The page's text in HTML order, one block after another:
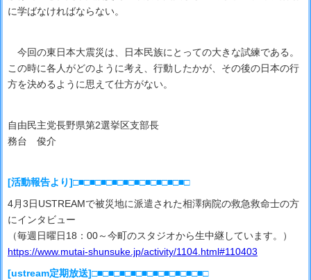
に学ばなければならない。
今回の東日本大震災は、日本民族にとっての大きな試練である。
この時に各人がどのように考え、行動したかが、その後の日本の行
方を決めるように思えて仕方がない。
自由民主党長野県第2選挙区支部長
務台 俊介
[活動報告より]□■□■□■□■□■□■□■□■□■□■□
4月3日USTREAMで被災地に派遣された相澤病院の救急救命士の方
にインタビュー
（毎週日曜日18：00～今町のスタジオから生中継しています。）
https://www.mutai-shunsuke.jp/activity/1104.html#110403
[ustream定期放送]□■□■□■□■□■□■□■□■□■□■□